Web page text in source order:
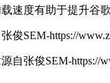
速度有助于提升谷歌
俊SEM-https://
自张俊SEM-https://